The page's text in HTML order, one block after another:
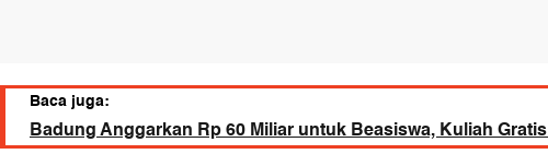
Baca juga:
Badung Anggarkan Rp 60 Miliar untuk Beasiswa, Kuliah